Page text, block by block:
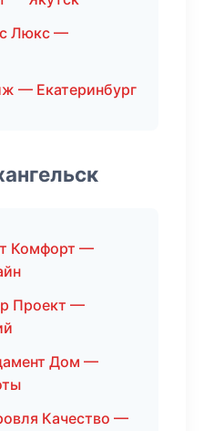
Люкс —
— Екатеринбург
Комфорт —
Проект —
Дом —
Качество —